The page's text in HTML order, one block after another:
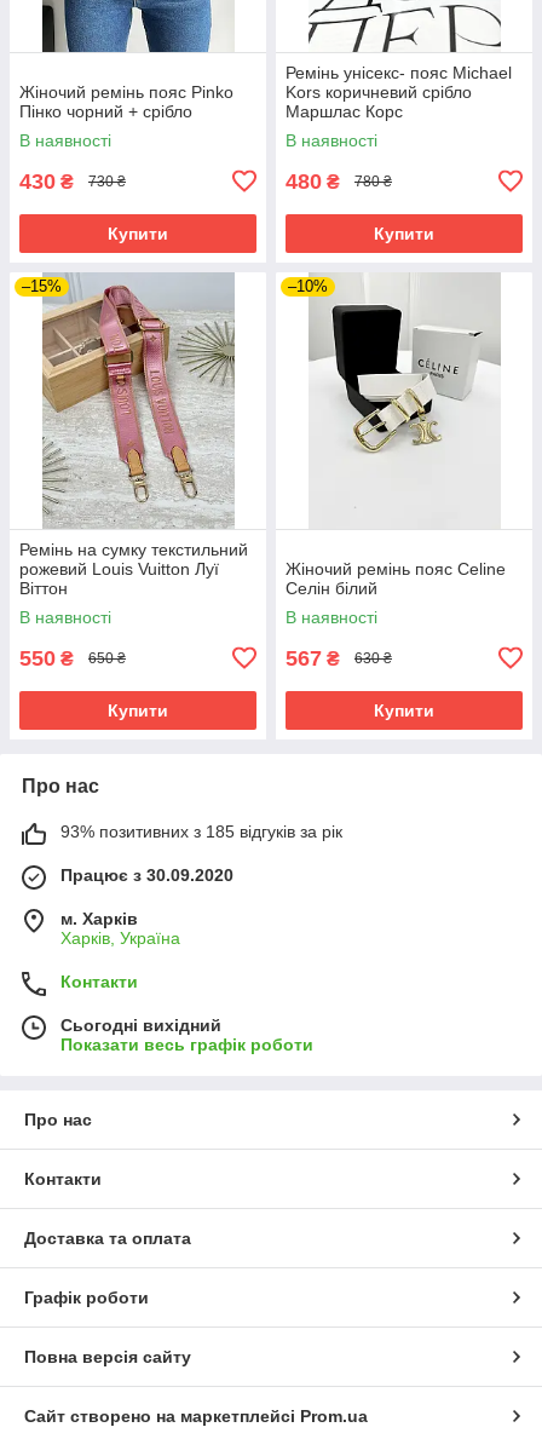
Жіночий ремінь пояс Pinko
Пінко чорний + срібло
В наявності
430 ₴ 730 ₴
Купити
Ремінь унісекс- пояс Michael
Kors коричневий срібло
Маршлас Корс
В наявності
480 ₴ 780 ₴
Купити
–15%
Ремінь на сумку текстильний
рожевий Louis Vuitton Луї
Віттон
В наявності
550 ₴ 650 ₴
Купити
–10%
Жіночий ремінь пояс Celine
Селін білий
В наявності
567 ₴ 630 ₴
Купити
Про нас
93% позитивних з 185 відгуків за рік
Працює з 30.09.2020
м. Харків
Харків, Україна
Контакти
Сьогодні вихідний
Показати весь графік роботи
Про нас
Контакти
Доставка та оплата
Графік роботи
Повна версія сайту
Сайт створено на маркетплейсі Prom.ua